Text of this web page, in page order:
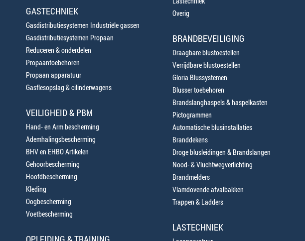
GASTECHNIEK
Gasdistributiesystemen Industriële gassen
Gasdistributiesystemen Propaan
Reduceren & onderdelen
Propaantoebehoren
Propaan apparatuur
Gasflesopslag & cilinderwagens
VEILIGHEID & PBM
Hand- en Arm bescherming
Ademhalingsbescherming
BHV en EHBO Artikelen
Gehoorbescherming
Hoofdbescherming
Kleding
Oogbescherming
Voetbescherming
Overig
BRANDBEVEILIGING
Draagbare blustoestellen
Verrijdbare blustoestellen
Gloria Blussystemen
Blusser toebehoren
Brandslanghaspels & haspelkasten
Pictogrammen
Automatische blusinstallaties
Branddekens
Droge blusleidingen & Brandslangen
Nood- & Vluchtwegverlichting
Brandmelders
Vlamdovende afvalbakken
Trappen & Ladders
LASTECHNIEK